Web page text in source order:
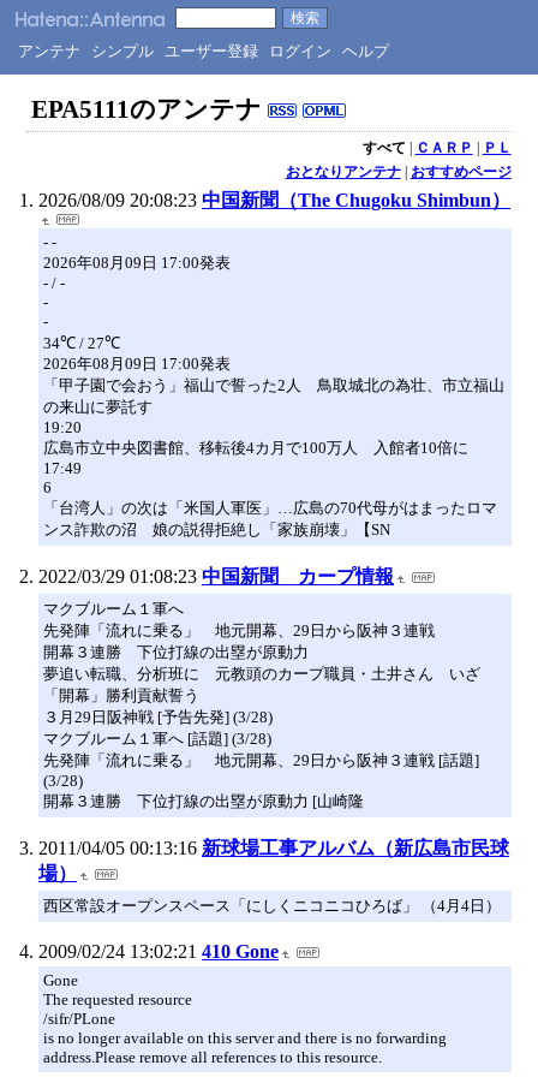
アンテナ シンプル ユーザー登録 ログイン ヘルプ
EPA5111のアンテナ
すべて | ＣＡＲＰ | ＰＬ
おとなりアンテナ| おすすめページ
2026/08/09 20:08:23 中国新聞（The Chugoku Shimbun）
- -
2026年08月09日 17:00発表
- / -
-
-
34℃ / 27℃
2026年08月09日 17:00発表
「甲子園で会おう」福山で誓った2人 鳥取城北の為壮、市立福山
の来山に夢託す
19:20
広島市立中央図書館、移転後4カ月で100万人 入館者10倍に
17:49
6
「台湾人」の次は「米国人軍医」…広島の70代母がはまったロマ
ンス詐欺の沼 娘の説得拒絶し「家族崩壊」【SN
2022/03/29 01:08:23 中国新聞 カープ情報
マクブルーム１軍へ
先発陣「流れに乗る」 地元開幕、29日から阪神３連戦
開幕３連勝 下位打線の出塁が原動力
夢追い転職、分析班に 元教頭のカープ職員・土井さん いざ
「開幕」勝利貢献誓う
３月29日阪神戦 [予告先発] (3/28)
マクブルーム１軍へ [話題] (3/28)
先発陣「流れに乗る」 地元開幕、29日から阪神３連戦 [話題]
(3/28)
開幕３連勝 下位打線の出塁が原動力 [山崎隆
2011/04/05 00:13:16 新球場工事アルバム（新広島市民球
場）
西区常設オープンスペース「にしくニコニコひろば」 （4月4日）
2009/02/24 13:02:21 410 Gone
Gone
The requested resource
/sifr/PLone
is no longer available on this server and there is no forwarding
address.Please remove all references to this resource.